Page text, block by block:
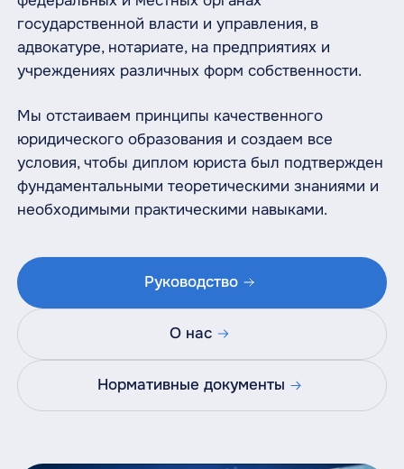
государственной власти и управления, в
адвокатуре, нотариате, на предприятиях и
учреждениях различных форм собственности.
Мы отстаиваем принципы качественного
юридического образования и создаем все
условия, чтобы диплом юриста был подтвержден
фундаментальными теоретическими знаниями и
необходимыми практическими навыками.
Руководство
О нас
Нормативные документы